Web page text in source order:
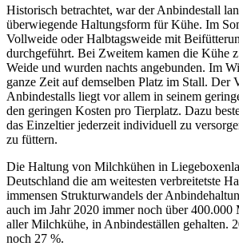
Historisch betrachtet, war der Anbindestall
überwiegende Haltungsform für Kühe. Im
Vollweide oder Halbtagsweide mit
durchgeführt. Bei Zweitem kamen die Kühe
Weide und wurden nachts angebunden. Im
ganze Zeit auf demselben Platz im Stall. Der
Anbindestalls liegt vor allem in seinem
den geringen Kosten pro Tierplatz. Dazu
das Einzeltier jederzeit individuell zu
zu füttern.
Die Haltung von Milchkühen in
Deutschland die am weitesten verbreitetste
immensen Strukturwandels der
auch im Jahr 2020 immer noch über 400.000
aller Milchkühe, in Anbindeställen gehalten.
noch 27 %.